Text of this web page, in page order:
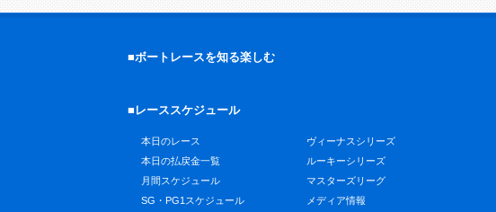
■ボートレースを知る楽しむ
■レーススケジュール
本日のレース
本日の払戻金一覧
月間スケジュール
SG・PG1スケジュール
ヴィーナスシリーズ
ルーキーシリーズ
マスターズリーグ
メディア情報